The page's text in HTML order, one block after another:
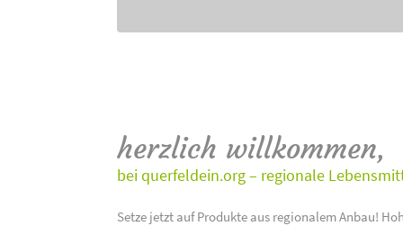
herzlich willkommen,
bei querfeldein.org – regionale
Setze jetzt auf Produkte aus regionalem Anbau!